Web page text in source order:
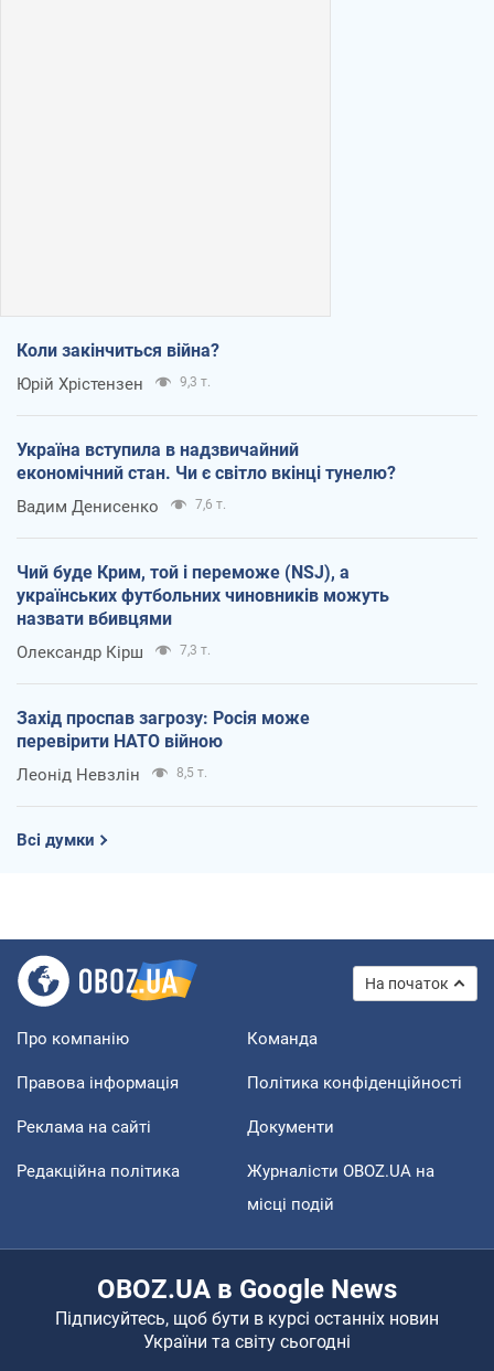
Коли закінчиться війна?
Юрій Хрістензен 9,3 т.
Україна вступила в надзвичайний
економічний стан. Чи є світло вкінці тунелю?
Вадим Денисенко 7,6 т.
Чий буде Крим, той і переможе (NSJ), а
українських футбольних чиновників можуть
назвати вбивцями
Олександр Кірш 7,3 т.
Захід проспав загрозу: Росія може
перевірити НАТО війною
Леонід Невзлін 8,5 т.
Всі думки
На початок
Про компанію Команда
Правова інформація Політика конфіденційності
Реклама на сайті Документи
Редакційна політика
Журналісти OBOZ.UA на
місці подій
OBOZ.UA в Google News
Підписуйтесь, щоб бути в курсі останніх новин
України та світу сьогодні